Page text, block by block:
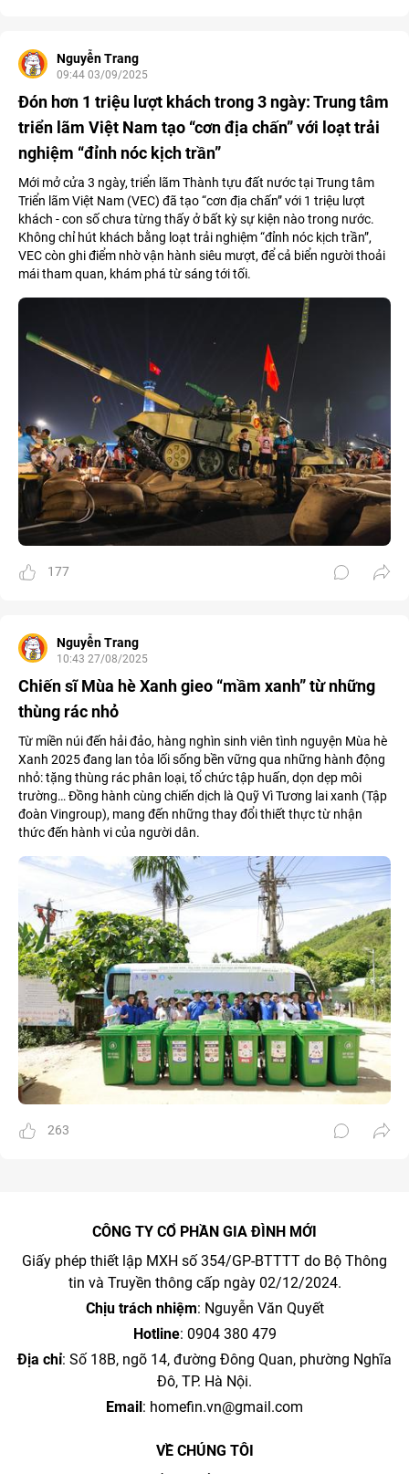
Nguyễn Trang
09:44 03/09/2025
Đón hơn 1 triệu lượt khách trong 3 ngày: Trung tâm
triển lãm Việt Nam tạo “cơn địa chấn” với loạt trải
nghiệm “đỉnh nóc kịch trần”
Mới mở cửa 3 ngày, triển lãm Thành tựu đất nước tại Trung tâm
Triển lãm Việt Nam (VEC) đã tạo “cơn địa chấn” với 1 triệu lượt
khách - con số chưa từng thấy ở bất kỳ sự kiện nào trong nước.
Không chỉ hút khách bằng loạt trải nghiệm “đỉnh nóc kịch trần”,
VEC còn ghi điểm nhờ vận hành siêu mượt, để cả biển người thoải
mái tham quan, khám phá từ sáng tới tối.
177
Nguyễn Trang
10:43 27/08/2025
Chiến sĩ Mùa hè Xanh gieo “mầm xanh” từ những
thùng rác nhỏ
Từ miền núi đến hải đảo, hàng nghìn sinh viên tình nguyện Mùa hè
Xanh 2025 đang lan tỏa lối sống bền vững qua những hành động
nhỏ: tặng thùng rác phân loại, tổ chức tập huấn, dọn dẹp môi
trường… Đồng hành cùng chiến dịch là Quỹ Vì Tương lai xanh (Tập
đoàn Vingroup), mang đến những thay đổi thiết thực từ nhận
thức đến hành vi của người dân.
263
CÔNG TY CỔ PHẦN GIA ĐÌNH MỚI
Giấy phép thiết lập MXH số 354/GP-BTTTT do Bộ Thông
tin và Truyền thông cấp ngày 02/12/2024.
Chịu trách nhiệm: Nguyễn Văn Quyết
Hotline: 0904 380 479
Địa chỉ: Số 18B, ngõ 14, đường Đông Quan, phường Nghĩa
Đô, TP. Hà Nội.
Email : homefin.vn@gmail.com
VỀ CHÚNG TÔI